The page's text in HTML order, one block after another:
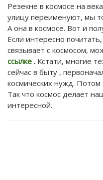
Резекне в космосе на
улицу переименуют, мы
А она в космосе. Вот и
Если интересно
связывает с космосом,
ссылке . Кстати, многие
сейчас в быту ,
космических нужд.
Так что космос делает
интересной.